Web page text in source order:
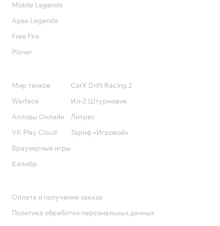
Mobile Legends
Apex Legends
Free Fire
Pioner
Мир танков
Warface
Аллоды Онлайн
VK Play Cloud
Браузерные игры
Калибр
CarX Drift Racing 2
Ил-2 Штурмовик
Литрес
Тариф «Игровой»
Оплата и получение заказа
Политика обработки персональных данных